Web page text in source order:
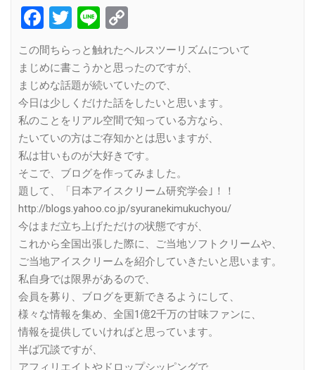
Facebook
Twitter
Line
Link
この間ちらっと触れたヘルスツーリズムについて
まじめに書こうかと思ったのですが、
まじめな話題が続いていたので、
今日は少しくだけた話をしたいと思います。
私のことをリアル空間で知っている方なら、
たいていの方はご存知かとは思いますが、
私は甘いものが大好きです。
そこで、ブログを作ってみました。
題して、「日本アイスクリーム研究学会｣！！
http://blogs.yahoo.co.jp/syuranekimukuchyou/
今はまだ立ち上げただけの状態ですが、
これから全国出張した際に、ご当地ソフトクリームや、
ご当地アイスクリームを紹介していきたいと思います。
私自身では限界があるので、
会員を募り、ブログを更新できるようにして、
様々な情報を集め、全国1億2千万の甘味ファンに、
情報を提供していければと思っています。
半ば冗談ですが、
アフィリエイトやドロップシッピングで、